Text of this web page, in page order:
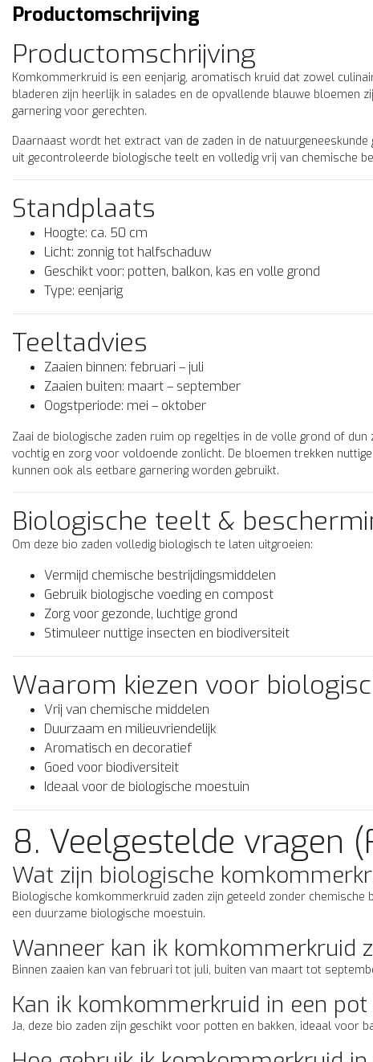
Productomschrijving
Productomschrijving
Komkommerkruid is een eenjarig, aromatisch kruid dat zowel
bladeren zijn heerlijk in salades en de opvallende blauwe bloemen
garnering voor gerechten.
Daarnaast wordt het extract van de zaden in de
uit gecontroleerde biologische teelt en volledig vrij van chemische
Standplaats
Hoogte: ca. 50 cm
Licht: zonnig tot halfschaduw
Geschikt voor: potten, balkon, kas en volle grond
Type: eenjarig
Teeltadvies
Zaaien binnen: februari – juli
Zaaien buiten: maart – september
Oogstperiode: mei – oktober
Zaai de biologische zaden ruim op regeltjes in de volle grond of
vochtig en zorg voor voldoende zonlicht. De bloemen trekken
kunnen ook als eetbare garnering worden gebruikt.
Biologische teelt &
Om deze bio zaden volledig biologisch te laten uitgroeien:
Vermijd chemische bestrijdingsmiddelen
Gebruik biologische voeding en compost
Zorg voor gezonde, luchtige grond
Stimuleer nuttige insecten en biodiversiteit
Waarom kiezen voor
Vrij van chemische middelen
Duurzaam en milieuvriendelijk
Aromatisch en decoratief
Goed voor biodiversiteit
Ideaal voor de biologische moestuin
8. Veelgestelde vragen
Wat zijn biologische
Biologische komkommerkruid zaden zijn geteeld zonder
een duurzame biologische moestuin.
Wanneer kan ik komkommerkruid
Binnen zaaien kan van februari tot juli, buiten van maart tot
Kan ik komkommerkruid in een pot
Ja, deze bio zaden zijn geschikt voor potten en bakken, ideaal voor
Buzzy
Basilicum
Classico Zaden –
Organic | Pesto
klassieke basilicum met
biologische zaden. Italiano
is perfect voor pesto
gerechten. G...
Moestuinplant Buzzy
Biologische Bieslook
Prager Zaden – Buzzy
biologische zaden. Aromatisch